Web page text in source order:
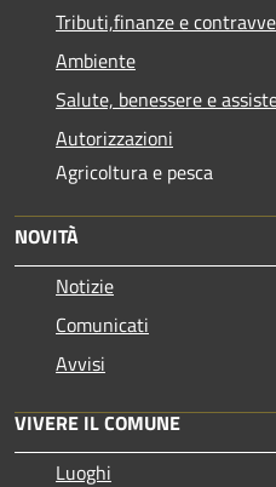
Tributi,finanze e
Ambiente
Salute, benessere e
Autorizzazioni
Agricoltura e pesca
NOVITÀ
Notizie
Comunicati
Avvisi
VIVERE IL COMUNE
Luoghi